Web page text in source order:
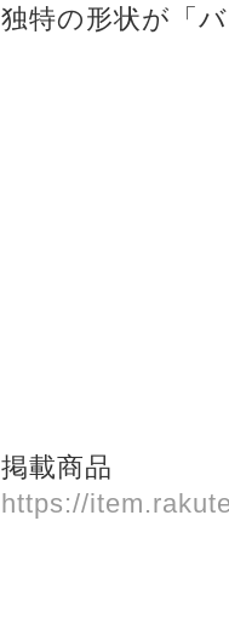
独特の形状が「
掲載商品
https://